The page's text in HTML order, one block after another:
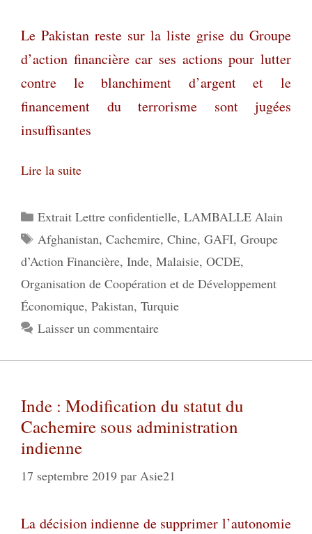
Le Pakistan reste sur la liste grise du Groupe
d’action financière car ses actions pour lutter
contre le blanchiment d’argent et le
financement du terrorisme sont jugées
insuffisantes
Lire la suite
Catégories
Extrait Lettre confidentielle, LAMBALLE Alain
Étiquettes
Afghanistan, Cachemire, Chine, GAFI, Groupe
d’Action Financière, Inde, Malaisie, OCDE,
Organisation de Coopération et de Développement
Économique, Pakistan, Turquie
Laisser un commentaire
Inde : Modification du statut du
Cachemire sous administration
indienne
17 septembre 2019 par Asie21
La décision indienne de supprimer l’autonomie